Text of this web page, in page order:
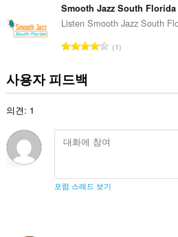
급
수
Smooth Jazz South Florida
Listen Smooth Jazz South
총
1
사용자 피드백
의견: 1
포럼 스레드 보기